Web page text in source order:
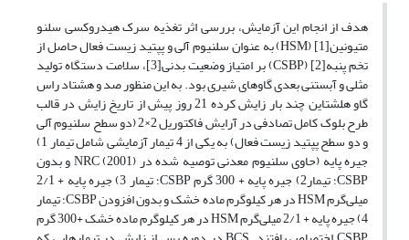
هدف از انجام این آزمایش، بررسی اثر تغذیه سرک هیدروکسی سلنو
متیونین[1] (HSM) به عنوان سلنیوم آلی و پپتید زیست فعال حاصل از
تخم پنبه[2] (CSBP) بر امتیاز وضعیت بدنی[3]، سلامت دستگاه تولید
مثلی و آبستنی بعدی گاوهای شیری بود. به این منظور صد و هشتاد راس
گاو هلشتاین چند بار زایش کرده 21 روز پیش از تاریخ زایش در قالب
طرح بلوک کامل تصادفی در آرایش فاکتوریل 2×2 (دو سطح سلنیوم آلی
و دو سطح پپتید زیست فعال) به یکی از 4 تیمار آزمایشی شامل تیمار 1)
جیره پایه (حاوی سلنیوم معدنی توصیه شده در NRC (2001) و بدون
CSBP؛ تیمار2) جیره پایه + 300 گرم CSBP؛ تیمار 3) جیره پایه + 2/1
میلی‌گرم HSM در هر کیلوگرم ماده خشک و بدون افزودن CSBP؛ تیمار
4) جیره پایه + 2/1 میلی‌گرم HSM در هر کیلوگرم ماده خشک +300 گرم